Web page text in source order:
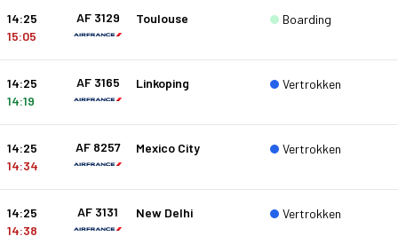
14:25
15:05
AF 3129 Toulouse Boarding
14:25
14:19
AF 3165 Linkoping Vertrokken
14:25
14:34
AF 8257 Mexico City Vertrokken
14:25
14:38
AF 3131 New Delhi Vertrokken